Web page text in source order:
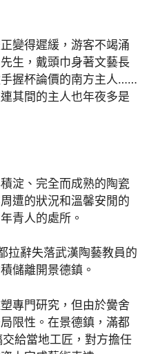
變得遲緩，游客不竭涌
生，戴頭巾身著文藝長
握杯論價的南方主人……
其間的主人也年夜多是
淀、完全而成熟的陶瓷
遭的狀況和溫馨安閒的
青人的處所。
拉辭失落武漢陶藝教員的
儲離開景德鎮。
專門研究，但由於黌舍
限性。在景德鎮，滿都
給當地工匠，對方擔任